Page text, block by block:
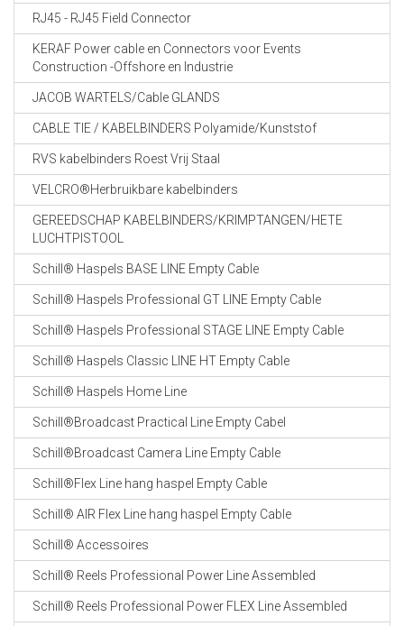
RJ45 - RJ45 Field Connector
KERAF Power cable en Connectors voor Events
Construction -Offshore en Industrie
JACOB WARTELS/Cable GLANDS
CABLE TIE / KABELBINDERS Polyamide/Kunststof
RVS kabelbinders Roest Vrij Staal
VELCRO®Herbruikbare kabelbinders
GEREEDSCHAP KABELBINDERS/KRIMPTANGEN/HETE
LUCHTPISTOOL
Schill® Haspels BASE LINE Empty Cable
Schill® Haspels Professional GT LINE Empty Cable
Schill® Haspels Professional STAGE LINE Empty Cable
Schill® Haspels Classic LINE HT Empty Cable
Schill® Haspels Home Line
Schill®Broadcast Practical Line Empty Cabel
Schill®Broadcast Camera Line Empty Cable
Schill®Flex Line hang haspel Empty Cable
Schill® AIR Flex Line hang haspel Empty Cable
Schill® Accessoires
Schill® Reels Professional Power Line Assembled
Schill® Reels Professional Power FLEX Line Assembled